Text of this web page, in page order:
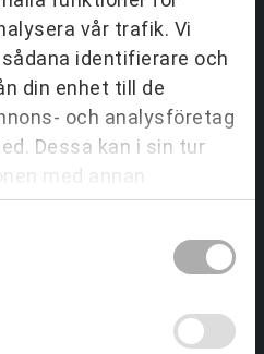
vår trafik. Vi
identifierare och
din enhet till de
och analysföretag
Dessa kan i sin tur
med annan
tillhandahållit eller
när du har använt deras